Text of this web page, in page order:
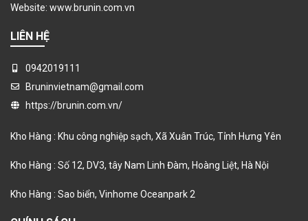
Website: www.brunin.com.vn
LIÊN HỆ
0942019111
Bruninvietnam@gmail.com
https://brunin.com.vn/
Kho Hàng : Khu công nghiệp sạch, Xã Xuân Trúc, Tỉnh Hưng Yên
Kho Hàng : Số 12, DV3, tây Nam Linh Đàm, Hoàng Liệt, Hà Nội
Kho Hàng : Sao biển, Vinhome Oceanpark 2